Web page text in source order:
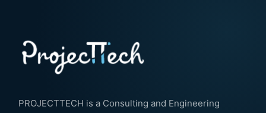
PROJECTTECH is a Consulting and Engineering